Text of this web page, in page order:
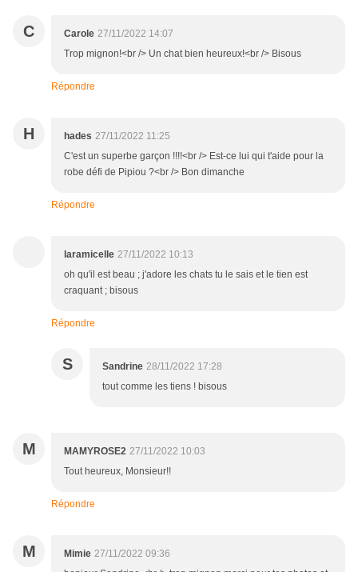
C Carole 27/11/2022 14:07
Trop mignon!<br /> Un chat bien heureux!<br /> Bisous
Répondre
H hades 27/11/2022 11:25
C'est un superbe garçon !!!!<br /> Est-ce lui qui t'aide pour la
robe défi de Pipiou ?<br /> Bon dimanche
Répondre
laramicelle 27/11/2022 10:13
oh qu'il est beau ; j'adore les chats tu le sais et le tien est
craquant ; bisous
Répondre
S Sandrine 28/11/2022 17:28
tout comme les tiens ! bisous
M MAMYROSE2 27/11/2022 10:03
Tout heureux, Monsieur!!
Répondre
M Mimie 27/11/2022 09:36